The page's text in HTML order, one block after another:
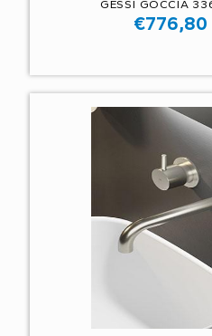
GESSI GOCCIA
€776,80